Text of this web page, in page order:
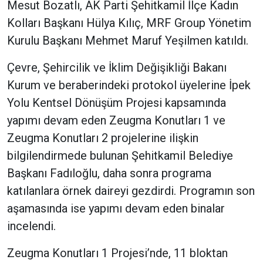
Mesut Bozatlı, AK Parti Şehitkamil İlçe Kadın
Kolları Başkanı Hülya Kılıç, MRF Group Yönetim
Kurulu Başkanı Mehmet Maruf Yeşilmen katıldı.
Çevre, Şehircilik ve İklim Değişikliği Bakanı
Kurum ve beraberindeki protokol üyelerine İpek
Yolu Kentsel Dönüşüm Projesi kapsamında
yapımı devam eden Zeugma Konutları 1 ve
Zeugma Konutları 2 projelerine ilişkin
bilgilendirmede bulunan Şehitkamil Belediye
Başkanı Fadıloğlu, daha sonra programa
katılanlara örnek daireyi gezdirdi. Programın son
aşamasında ise yapımı devam eden binalar
incelendi.
Zeugma Konutları 1 Projesi’nde, 11 bloktan